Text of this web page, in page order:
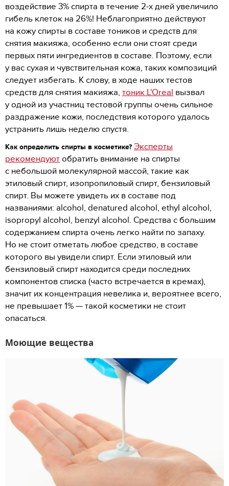
воздействие 3% спирта в течение 2-х дней увеличило
гибель клеток на 26%! Неблагоприятно действуют
на кожу спирты в составе тоников и средств для
снятия макияжа, особенно если они стоят среди
первых пяти ингредиентов в составе. Поэтому, если
у вас сухая и чувствительная кожа, таких композиций
следует избегать. К слову, в ходе наших тестов
средств для снятия макияжа, тоник L'Oreal вызвал
у одной из участниц тестовой группы очень сильное
раздражение кожи, последствия которого удалось
устранить лишь неделю спустя.
Как определить спирты в косметике? Эксперты
рекомендуют обратить внимание на спирты
с небольшой молекулярной массой, такие как
этиловый спирт, изопропиловый спирт, бензиловый
спирт. Вы можете увидеть их в составе под
названиями: alcohol, denatured alcohol, ethyl alcohol,
isopropyl alcohol, benzyl alcohol. Средства с большим
содержанием спирта очень легко найти по запаху.
Но не стоит отметать любое средство, в составе
которого вы увидели спирт. Если этиловый или
бензиловый спирт находится среди последних
компонентов списка (часто встречается в кремах),
значит их концентрация невелика и, вероятнее всего,
не превышает 1% — такой косметики не стоит
опасаться.
Моющие вещества